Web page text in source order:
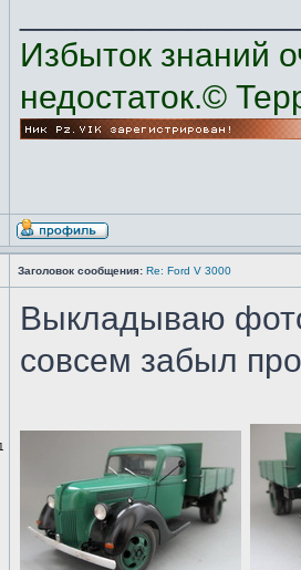
Избыток знаний
недостаток.©
Заголовок сообщения: Re: Ford V 3000
Выкладываю
совсем забыл